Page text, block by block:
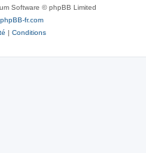
Software © phpBB Limited
phpBB-fr.com
| Conditions